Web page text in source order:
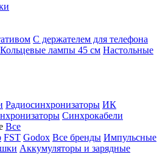
С держателем для телефона
Кольцевые лампы 45 см Настольные
Радиосинхронизаторы ИК
Синхрокабели
Все
FST Godox Все бренды Импульсные
Аккумуляторы и зарядные